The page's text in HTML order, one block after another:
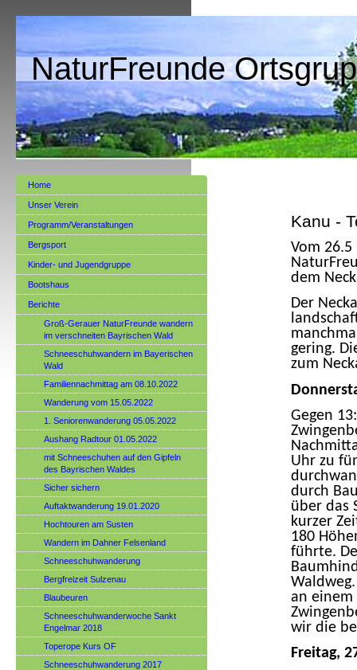
NaturFreunde
Kanu -
Vom
dem
Der
gering.
zum
Gegen
Uhr zu
durch
über das
kurzer
180
führte.
an einem
wir die
Freitag,
Home
Unser Verein
Programm/Veranstaltungen
Bergsport
Kinder- und Jugendgruppe
Bootshaus
Berichte
Groß-Gerauer NaturFreunde wandern
im verschneiten Bayrischen Wald
Schneeschuhwandern im Bayerischen
Wald
Familiennachmittag am 08.10.2022
Wanderung vom 15.05.2022
1. Seniorenwanderung 05.05.2022
Aushang Radtour 01.05.2022
mit Schneeschuhen auf den Gipfeln
des Bayrischen Waldes
Sicher sichern
Auftaktwanderung 19.01.2020
Hochtouren am Susten
Wandern im Dahner Felsenland
Schneeschuhwanderung
Bergfreizeit Sulzenau
Blaubeuren
Schneeschuhwanderwoche Sankt
Engelmar 2018
Toperope Kurs OF
Schneeschuhwanderung 2017